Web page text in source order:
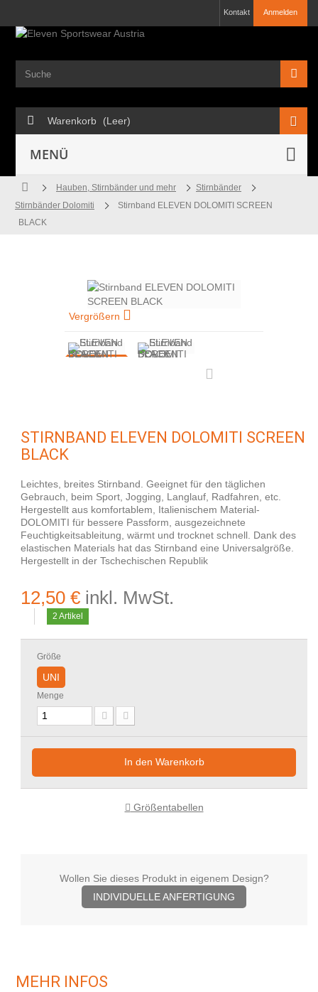
Anmelden
Kontakt
Warenkorb (Leer)
MENÜ
Hauben, Stirnbänder und mehr
Stirnbänder
Stirnbänder Dolomiti
Stirnband ELEVEN DOLOMITI SCREEN
BLACK
Vergrößern
STIRNBAND ELEVEN DOLOMITI SCREEN
BLACK
Leichtes, breites Stirnband. Geeignet für den täglichen
Gebrauch, beim Sport, Jogging, Langlauf, Radfahren, etc.
Hergestellt aus komfortablem, Italienischem Material-
DOLOMITI für bessere Passform, ausgezeichnete
Feuchtigkeitsableitung, wärmt und trocknet schnell. Dank des
elastischen Materials hat das Stirnband eine Universalgröße.
Hergestellt in der Tschechischen Republik
12,50 € inkl. MwSt.
2 Artikel
Größe
UNI
Menge
In den Warenkorb
Größentabellen
Wollen Sie dieses Produkt in eigenem Design?
INDIVIDUELLE ANFERTIGUNG
MEHR INFOS